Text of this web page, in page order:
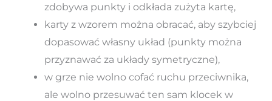
zdobywa punkty i odkłada zużyta kartę,
karty z wzorem można obracać, aby szybciej
dopasować własny układ (punkty można
przyznawać za układy symetryczne),
w grze nie wolno cofać ruchu przeciwnika,
ale wolno przesuwać ten sam klocek w